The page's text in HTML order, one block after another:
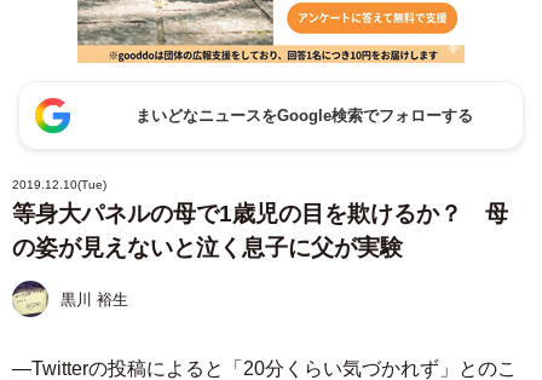
まいどなニュースをGoogle検索でフォローする
2019.12.10(Tue)
等身大パネルの母で1歳児の目を欺けるか？ 母
の姿が見えないと泣く息子に父が実験
黒川 裕生
―Twitterの投稿によると「20分くらい気づかれず」とのこ